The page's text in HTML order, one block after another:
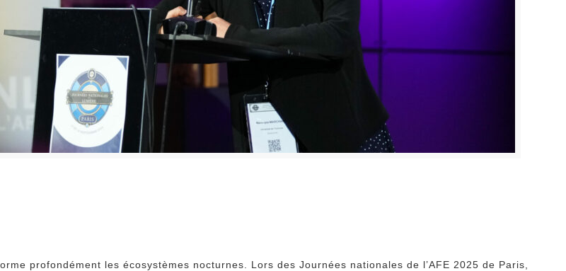
profondément les écosystèmes nocturnes. Lors des Journées nationales de l’AFE 2025 de Paris,